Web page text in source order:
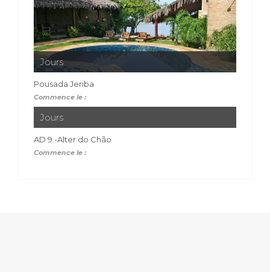
Jours
Pousada Jeriba
Commence le :
Jours
AD 9 -Alter do Chão
Commence le :